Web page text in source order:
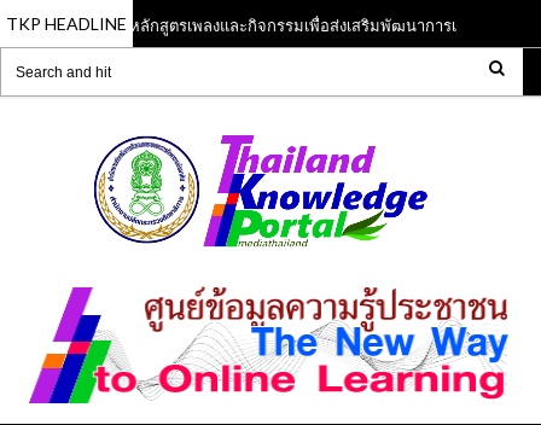
TKP HEADLINE
13 Jun 2023 หลักสูตรเพลงและกิจกรรมเพื่อส่งเสริมพัฒนาการเด็กปฐมวัย